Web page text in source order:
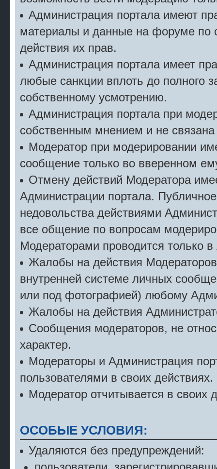
Администрация портала имеют
материалы и данные на форуме по
действия их прав.
Администрация портала имеет
любые санкции вплоть до полного
собственному усмотрению.
Администрация портала при
собственным мнением и не
Модератор при модерировании
сообщение только во вверенном
Отмену действий Модератора
Администрации портала.
недовольства действиями
все общение по вопросам
Модераторами проводится только
Жалобы на действия
внутренней системе личных
или под фотографией) любому
Жалобы на действия
Сообщения модераторов, не
характер.
Модераторы и Администрация
пользователями в своих действиях.
Модератор отчитывается в своих
ОСОБЫЕ УСЛОВИЯ:
Удаляются без предупреждений: